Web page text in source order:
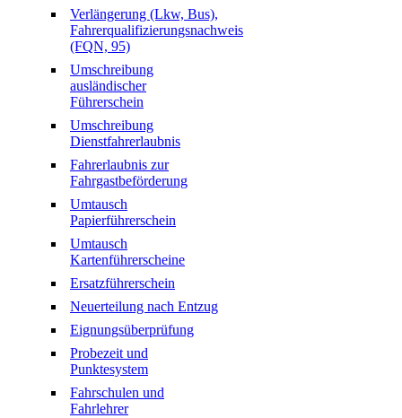
Verlängerung (Lkw, Bus),
Fahrerqualifizierungsnachweis
(FQN, 95)
Umschreibung
ausländischer
Führerschein
Umschreibung
Dienstfahrerlaubnis
Fahrerlaubnis zur
Fahrgastbeförderung
Umtausch
Papierführerschein
Umtausch
Kartenführerscheine
Ersatzführerschein
Neuerteilung nach Entzug
Eignungsüberprüfung
Probezeit und
Punktesystem
Fahrschulen und
Fahrlehrer